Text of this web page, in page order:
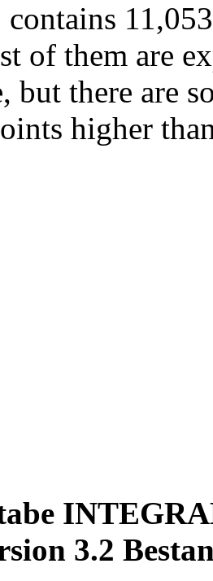
of them are
but there are
higher
3.2